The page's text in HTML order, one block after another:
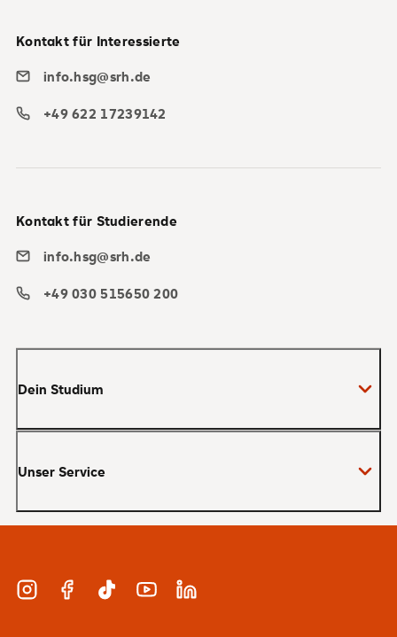
Dein Studium
Master
MBA
Duales Studium
Unser Service
Bewerbung und Zulassung
Finanzierung
Kontakt für Interessierte
info.hsg@srh.de
+49 622 17239142
Kontakt für Studierende
info.hsg@srh.de
+49 030 515650 200
InstagramFacebookTikTok YouTubeLinkedIn